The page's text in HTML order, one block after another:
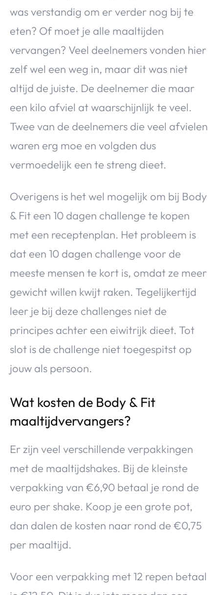
was verstandig om er verder nog bij te
eten? Of moet je alle maaltijden
vervangen? Veel deelnemers vonden hier
zelf wel een weg in, maar dit was niet
altijd de juiste. De deelnemer die maar
een kilo afviel at waarschijnlijk te veel.
Twee van de deelnemers die veel afvielen
waren erg moe en volgden dus
vermoedelijk een te streng dieet.
Overigens is het wel mogelijk om bij Body
& Fit een 10 dagen challenge te kopen
met een receptenplan. Het probleem is
dat een 10 dagen challenge voor de
meeste mensen te kort is, omdat ze meer
gewicht willen kwijt raken. Tegelijkertijd
leer je bij deze challenges niet de
principes achter een eiwitrijk dieet. Tot
slot is de challenge niet toegespitst op
jouw als persoon.
Wat kosten de Body & Fit
maaltijdvervangers?
Er zijn veel verschillende verpakkingen
met de maaltijdshakes. Bij de kleinste
verpakking van €6,90 betaal je rond de
euro per shake. Koop je een grote pot,
dan dalen de kosten naar rond de €0,75
per maaltijd.
Voor een verpakking met 12 repen betaal